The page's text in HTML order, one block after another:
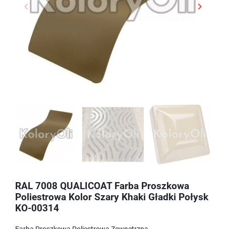
Poprzedni
 
RAL 7008 QUALICOAT Farba Proszkowa
Poliestrowa Kolor Szary Khaki Gładki Połysk
KO-00314